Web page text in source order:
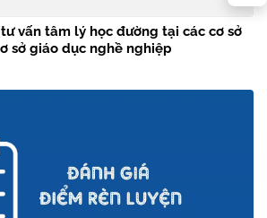
vấn tâm lý học đường tại các cơ sở
sở giáo dục nghề nghiệp